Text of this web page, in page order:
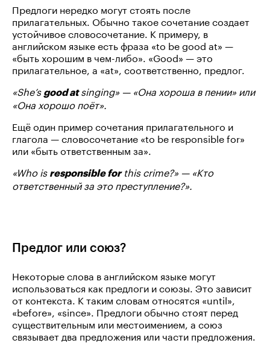
Предлоги нередко могут стоять после
прилагательных. Обычно такое сочетание создает
устойчивое словосочетание. К примеру, в
английском языке есть фраза «to be good at» —
«быть хорошим в чем-либо». «Good» — это
прилагательное, а «at», соответственно, предлог.
«She’s good atsinging» — «Она хороша в пении» или
«Она хорошо поёт».
Ещё один пример сочетания прилагательного и
глагола — словосочетание «to be responsible for»
или «быть ответственным за».
«Who is responsible forthis crime?» — «Кто
ответственный за это преступление?».
Предлог или союз?
Некоторые слова в английском языке могут
использоваться как предлоги и союзы. Это зависит
от контекста. К таким словам относятся «until»,
«before», «since». Предлоги обычно стоят перед
существительным или местоимением, а союз
связывает два предложения или части предложения.